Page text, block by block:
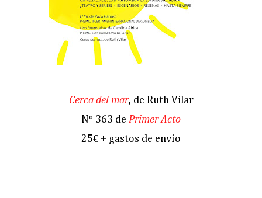
Cerca del mar, de Ruth Vilar
Nº 363 de Primer Acto
25€ + gastos de envío